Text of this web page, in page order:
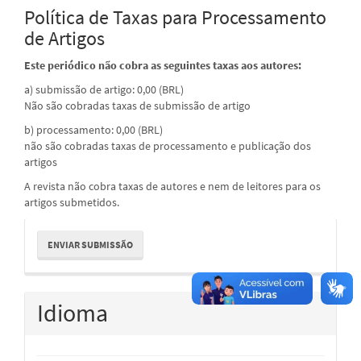
Política de Taxas para Processamento
de Artigos
Este periódico não cobra as seguintes taxas aos autores:
a) submissão de artigo: 0,00 (BRL)
Não são cobradas taxas de submissão de artigo
b) processamento: 0,00 (BRL)
não são cobradas taxas de processamento e publicação dos
artigos
A revista não cobra taxas de autores e nem de leitores para os
artigos submetidos.
Enviar
Submissão
ENVIAR SUBMISSÃO
Idioma